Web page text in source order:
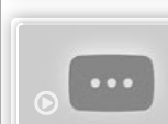
bhajans
भजन